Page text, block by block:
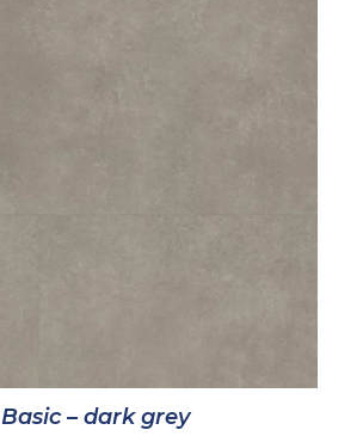
Basic – dark grey